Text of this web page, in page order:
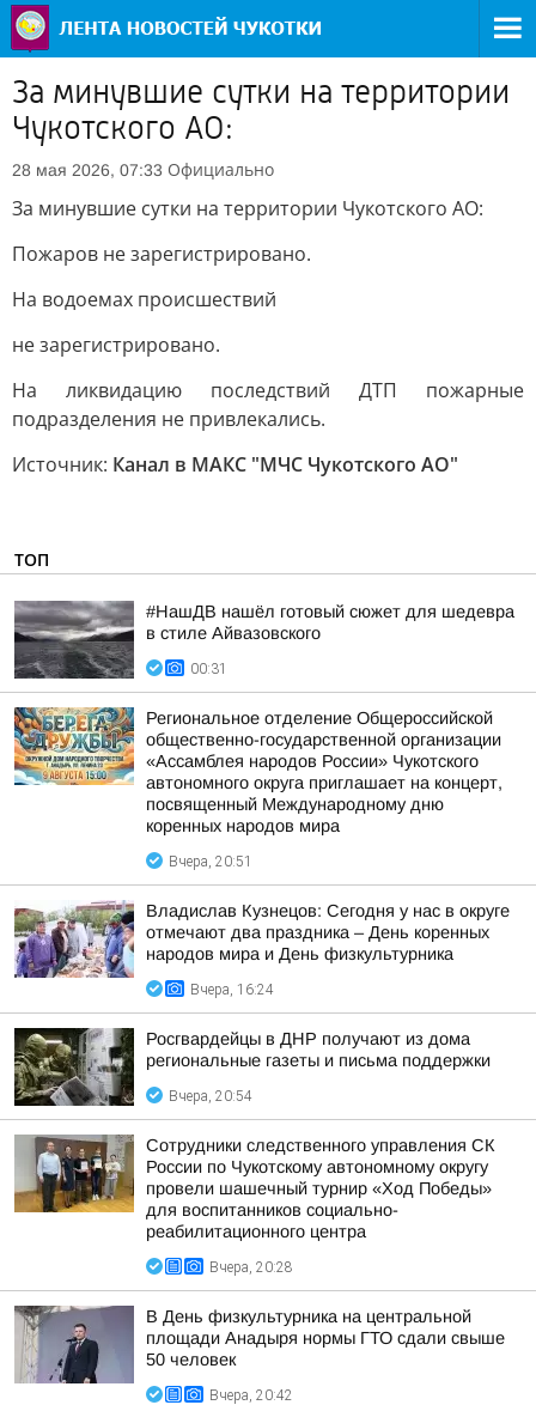
За минувшие сутки на территории
Чукотского АО:
28 мая 2026, 07:33 Официально
За минувшие сутки на территории Чукотского АО:
Пожаров не зарегистрировано.
На водоемах происшествий
не зарегистрировано.
На ликвидацию последствий ДТП пожарные
подразделения не привлекались.
Источник: Канал в МАКС "МЧС Чукотского АО"
ТОП
#НашДВ нашёл готовый сюжет для шедевра
в стиле Айвазовского
00:31
Региональное отделение Общероссийской
общественно-государственной организации
«Ассамблея народов России» Чукотского
автономного округа приглашает на концерт,
посвященный Международному дню
коренных народов мира
Вчера, 20:51
Владислав Кузнецов: Сегодня у нас в округе
отмечают два праздника – День коренных
народов мира и День физкультурника
Вчера, 16:24
Росгвардейцы в ДНР получают из дома
региональные газеты и письма поддержки
Вчера, 20:54
Сотрудники следственного управления СК
России по Чукотскому автономному округу
провели шашечный турнир «Ход Победы»
для воспитанников социально-
реабилитационного центра
Вчера, 20:28
В День физкультурника на центральной
площади Анадыря нормы ГТО сдали свыше
50 человек
Вчера, 20:42